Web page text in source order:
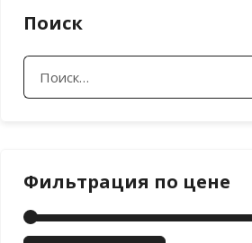
Поиск
Найти:
Фильтрация по цене